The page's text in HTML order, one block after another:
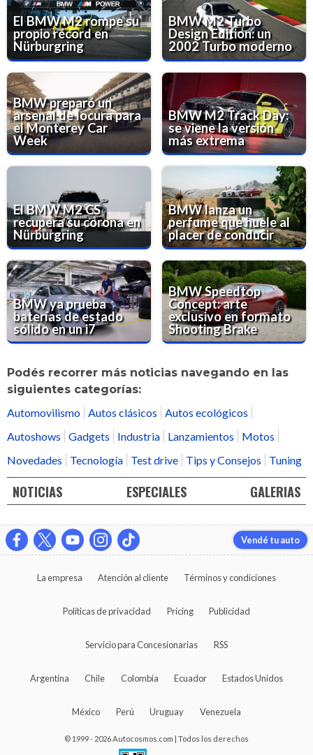
El BMW M2 rompe su
propio récord en
Nürburgring
BMW M2 Turbo
Design Edition: un
2002 Turbo moderno
BMW preparó un
arsenal de locura para
el Monterey Car
Week
BMW M2 Track Day:
se viene la versión
más extrema
El BMW M2 CS
recupera su corona en
Nürburgring
BMW lanza un
perfume que huele al
placer de conducir
BMW ya prueba
baterías de estado
sólido en un i7
BMW Speedtop
Concept: arte
exclusivo en formato
Shooting Brake
Podés recorrer más noticias navegando en las
siguientes categorías:
Automovilismo Autos clásicos
Autos ecológicos
Autoshows
Gadgets Industria Lanzamientos
Motos
Novedades
Tecnología Test drive Tips y Consejos Tuning
NOTICIAS ESPECIALES GALERIAS
Vendé tu auto
La empresa Atención al cliente Términos y condiciones
Políticas de privacidad Pricing Publicidad
Servicio para Concesionarias RSS
Argentina Chile Colombia Ecuador Estados Unidos
México Perú Uruguay Venezuela
© 1999 - 2026 Autocosmos.com | Todos los derechos